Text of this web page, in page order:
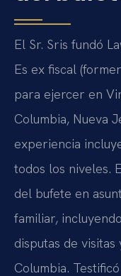
El Sr. Sris fundó
Es ex fiscal
para ejercer en
Columbia, Nueva
experiencia
todos los niveles.
del bufete en
familiar,
disputas de
Columbia.